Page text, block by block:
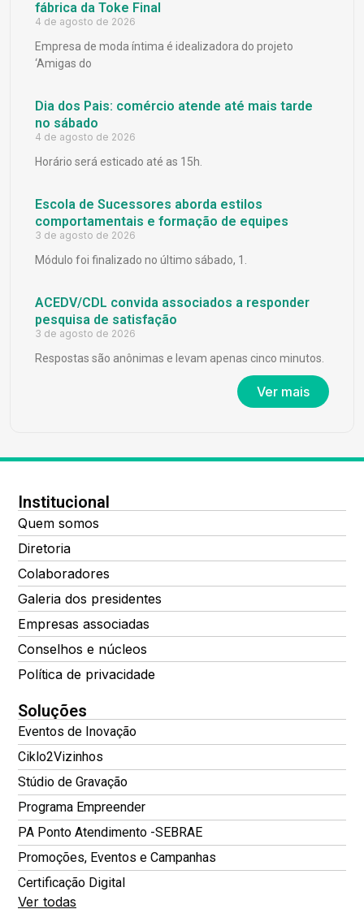
fábrica da Toke Final
4 de agosto de 2026
Empresa de moda íntima é idealizadora do projeto
‘Amigas do
Dia dos Pais: comércio atende até mais tarde
no sábado
4 de agosto de 2026
Horário será esticado até as 15h.
Escola de Sucessores aborda estilos
comportamentais e formação de equipes
3 de agosto de 2026
Módulo foi finalizado no último sábado, 1.
ACEDV/CDL convida associados a responder
pesquisa de satisfação
3 de agosto de 2026
Respostas são anônimas e levam apenas cinco minutos.
Ver mais
Institucional
Quem somos
Diretoria
Colaboradores
Galeria dos presidentes
Empresas associadas
Conselhos e núcleos
Política de privacidade
Soluções
Eventos de Inovação
Ciklo2Vizinhos
Stúdio de Gravação
Programa Empreender
PA Ponto Atendimento -SEBRAE
Promoções, Eventos e Campanhas
Certificação Digital
Ver todas